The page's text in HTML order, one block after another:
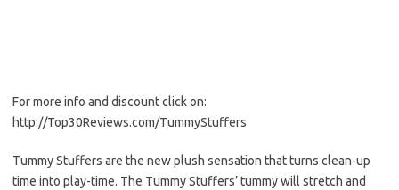
For more info and discount click on:
http://Top30Reviews.com/TummyStuffers
Tummy Stuffers are the new plush sensation that turns clean-up
time into play-time. The Tummy Stuffers’ tummy will stretch and